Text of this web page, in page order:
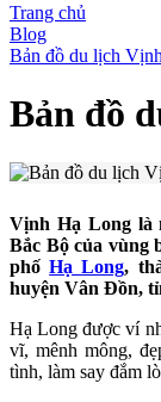
Trang chủ
Blog
Bản đồ du lịch
Bản đồ
Vịnh Hạ Long là
Bắc Bộ của vùng
phốHạ Long,
huyện Vân Đồn,
Hạ Long được ví
vĩ, mênh mông,
tình, làm say đắm